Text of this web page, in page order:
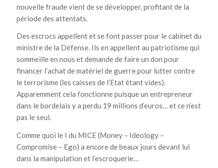
nouvelle fraude vient de se développer, profitant de la
période des attentats.
Des escrocs appellent et se font passer pour le cabinet du
ministre de la Défense. Ils en appellent au patriotisme qui
sommeille en nous et demande de faire un don pour
financer l’achat de matériel de guerre pour lutter contre
le terrorisme (les caisses de l’Etat étant vides).
Apparemment cela fonctionne puisque un entrepreneur
dans le bordelais y a perdu 19 millions d’euros… et ce n’est
pas le seul.
Comme quoi le I du MICE (Money – Ideology –
Compromise – Ego) a encore de beaux jours devant lui
dans la manipulation et l’escroquerie…